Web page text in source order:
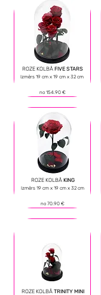
ROZE KOLBĀ FIVE STARS
Izmērs 19 cm х 19 cm х 32 cm
no 154.90 €
ROZE KOLBĀ KING
Izmērs 19 cm х 19 cm х 32 cm
no 70.90 €
ROZE KOLBĀ TRINITY MINI